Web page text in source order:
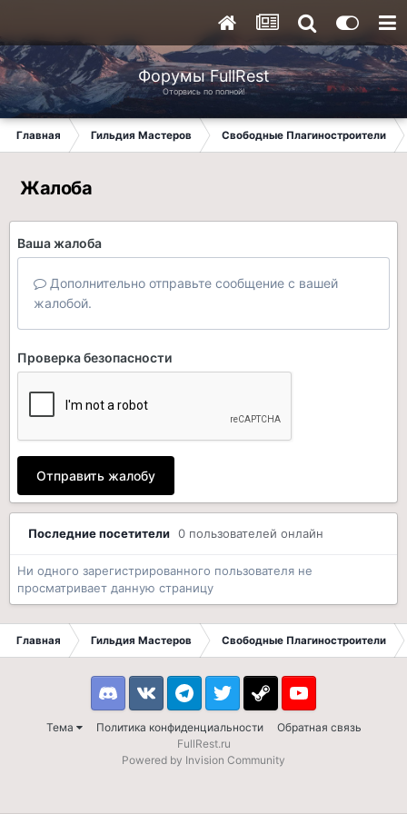
Форумы FullRest
Оторвись по полной!
Главная Гильдия Мастеров Свободные Плагиностроители
Жалоба
Ваша жалоба
Дополнительно отправьте сообщение с вашей
жалобой.
Проверка безопасности
Отправить жалобу
Последние посетители 0 пользователей онлайн
Ни одного зарегистрированного пользователя не
просматривает данную страницу
Главная Гильдия Мастеров Свободные Плагиностроители
Тема Политика конфиденциальности Обратная связь
DiscordVK TelegramTwitter Steam Youtube
FullRest.ru
Powered by Invision Community